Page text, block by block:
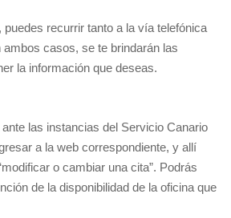
recurrir tanto a la vía telefónica
casos, se te brindarán las
la información que deseas.
las instancias del Servicio Canario
a la web correspondiente, y allí
o cambiar una cita”. Podrás
de la disponibilidad de la oficina que